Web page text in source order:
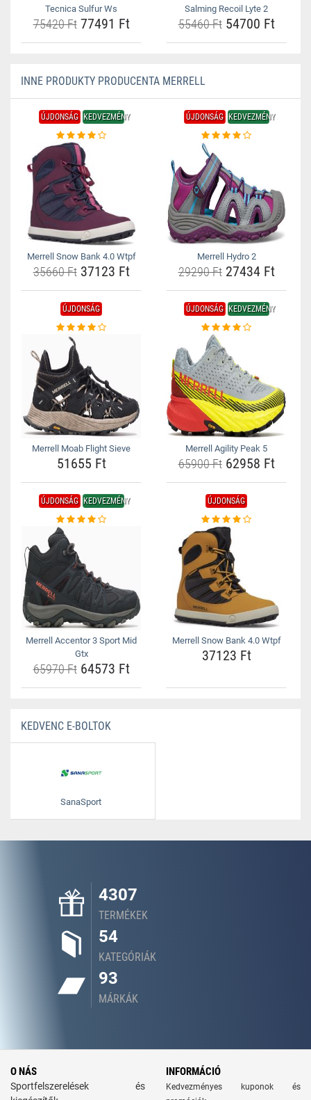
Tecnica Sulfur Ws
75420 Ft77491 Ft
Salming Recoil Lyte 2
55460 Ft54700 Ft
INNE PRODUKTY PRODUCENTA MERRELL
ÚJDONSÁG KEDVEZMÉNY
Merrell Snow Bank 4.0 Wtpf
35660 Ft37123 Ft
ÚJDONSÁG KEDVEZMÉNY
Merrell Hydro 2
29290 Ft27434 Ft
ÚJDONSÁG
Merrell Moab Flight Sieve
51655 Ft
ÚJDONSÁG KEDVEZMÉNY
Merrell Agility Peak 5
65900 Ft62958 Ft
ÚJDONSÁG KEDVEZMÉNY
Merrell Accentor 3 Sport Mid
Gtx
65970 Ft64573 Ft
ÚJDONSÁG
Merrell Snow Bank 4.0 Wtpf
37123 Ft
KEDVENC E-BOLTOK
SanaSport
4307
TERMÉKEK
54
KATEGÓRIÁK
93
MÁRKÁK
O NÁS
Sportfelszerelések és
INFORMÁCIÓ
Kedvezményes kuponok és